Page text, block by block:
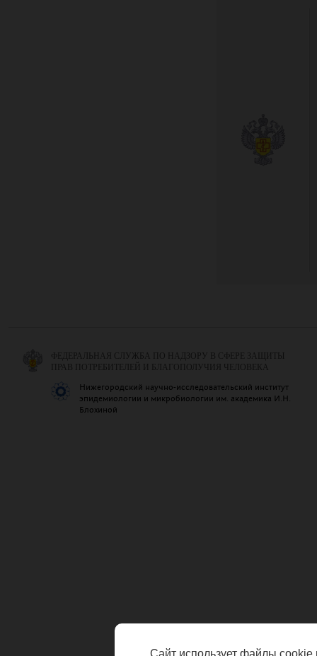
ФЕДЕРАЛЬНАЯ СЛУЖБА ПО НАДЗОРУ В СФЕРЕ ЗАЩИТЫ
ПРАВ ПОТРЕБИТЕЛЕЙ И БЛАГОПОЛУЧИЯ ЧЕЛОВЕКА
Нижегородский научно-исследовательский институт
эпидемиологии и микробиологии им. академика И.Н.
Блохиной
Сайт использует файлы cookie